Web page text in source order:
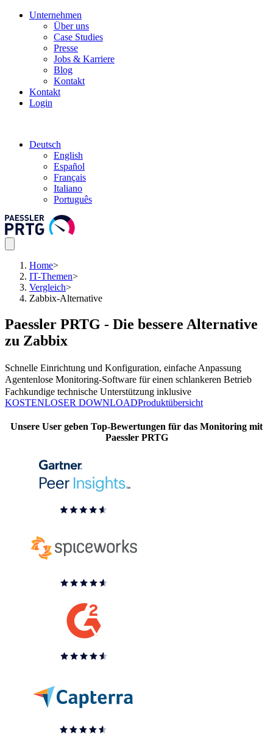
Unternehmen
Über uns
Case Studies
Presse
Jobs & Karriere
Blog
Kontakt
Kontakt
Login
Deutsch
English
Español
Français
Italiano
Português
Home>
IT-Themen>
Vergleich>
Zabbix-Alternative
Paessler PRTG - Die bessere Alternative
zu Zabbix
Schnelle Einrichtung und Konfiguration, einfache Anpassung
Agentenlose Monitoring-Software für einen schlankeren Betrieb
Fachkundige technische Unterstützung inklusive
KOSTENLOSER DOWNLOADProduktübersicht
Unsere User geben Top-Bewertungen für das Monitoring mit
Paessler PRTG